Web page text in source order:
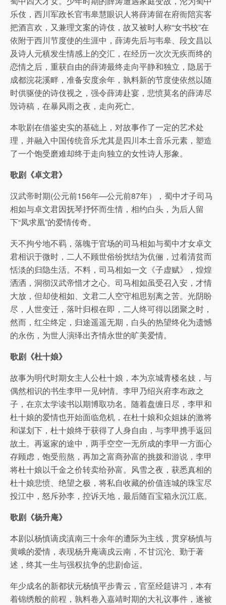
乐伎，西川军政长官韦皋慧眼识人将薛涛留在府衙陪宾客
把酒言欢，又兼理文案的诗伎，故又被时人称“女书校”在
依附于西川节度使的生涯中，薛涛先后与韦皋、段文昌以
及诗人元稹发生情感上的交汇，在经历一次次无疾而终的
恋情之后，重获自由的薛涛最终走向平静和独立，隐居于
成都浣花溪畔，准备安度余年，孰料新的节度使依然以随
时供驱使的诗伎视之，强令薛涛赴宴，悲愤莫名的薛涛尽
毁诗稿，在暴风雨之夜，走向死亡。
本歌剧在借鉴史实的基础上，对故事作了一定的艺术处
理，并融入中国传统音乐尤其是四川本土音乐元素，塑造
了一个饱受磨难却终于走向独立的女性诗人形象。
歌剧《卓文君》
汉武帝时期(公元前156年—公元前87年），蜀中才子司马
相如与卓文君因抚琴抒怀而生情，相约白头，为后人留
下“凤求凰”的爱情传奇。
天不拘兮地不羁，落魄于官场的司马相如与蜀中才女卓文
君相识于微时，二人不顾世俗纷扰结为伉俪，过着清贫而
恬淡的归隐生活。不料，司马相如一文《子虚赋》，煌煌
洒洒，洞彻汉武帝惜才之心。司马相如虽受召入安，才情
大放，但却使相如、文君二人空守相思别离之苦。光阴盼
尽，人世变迁，落叶归根在即，二人终可得以团聚之时，
然而，红尘终定，归途遥遥无期，白头的热望终化为遗憾
的永伤，为世人演绎出齐情永世的旷美爱情。
歌剧《杜十娘》
故事为明代时期女主人公杜十娘，本为京城青楼名妓，与
偶然相识的书生李甲一见钟情。李甲乃绍兴府李布政之
子，在京太学读书以期博取功名。随着盘缠日尽，李甲和
杜十娘的爱情也开始面临危机，在杜十娘和众姐妹的激将
和谋划下，杜十娘终于获得了人身自由，与李甲携手返回
故土。再返家的途中，两手空空一无所成的李甲一方面心
存顾虑，饱受煎熬，再加之富商孙富的挑拨和游说，李甲
将杜十娘以千金之价转卖给孙富。风雪之夜，获悉真相的
杜十娘悲愤、绝望之极，将私自收藏的价值连城的珠宝尽
投江中，怒斥孙李，控诉天地，最后随百宝箱永沉江底。
歌剧《杨升庵》
本剧以杨慎谪戍滇南三十余年的遭际为主线，贯穿杨慎与
黄峨的爱情，表现杨升庵谪戍云南，不甘沉沦、勤于著
述，终其一生与强权抗争的悲剧命运。
年少成名的新都状元杨慎平步青云，官至经筵讲习，本有
着锦绣般的前程，孰料卷入嘉靖时期的大礼议事件，遂被